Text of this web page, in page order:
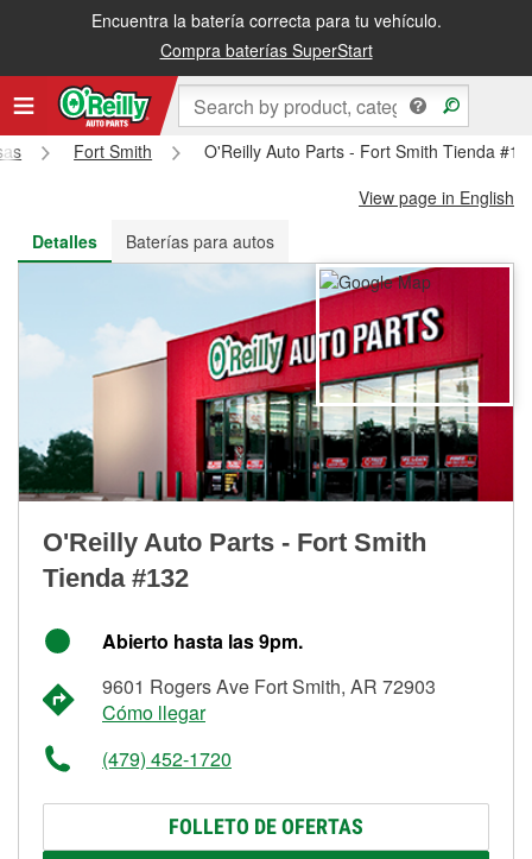
Encuentra la batería correcta para tu vehículo.
Compra baterías SuperStart
Recibe tu orden gratis al día siguiente o recógela en la tienda
Fort Smith
O'Reilly Auto Parts - Fort Smith Tienda
View page in English
Detalles
Baterías para autos
O'Reilly Auto Parts - Fort Smith
Tienda #132
Abierto hasta las 9pm.
9601 Rogers Ave Fort Smith, AR 72903
Cómo llegar
(479) 452-1720
FOLLETO DE OFERTAS